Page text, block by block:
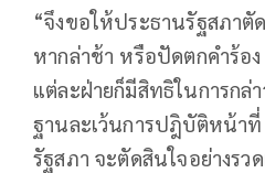
“จึงขอให้ประธานรัฐสภา
หากล่าช้า หรือปัดตกคำร้อ
แต่ละฝ่ายก็มีสิทธิในการกล่
ฐานละเว้นการปฎิบัติหน้าที่
รัฐสภา จะตัดสินใจอย่างรว